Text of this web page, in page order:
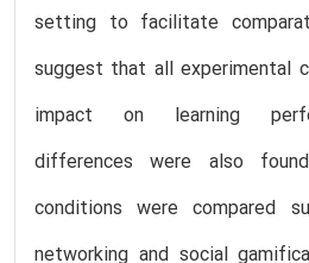
setting to facilitate
suggest that all experimental
impact on learning
differences were also
conditions were compared
networking and social